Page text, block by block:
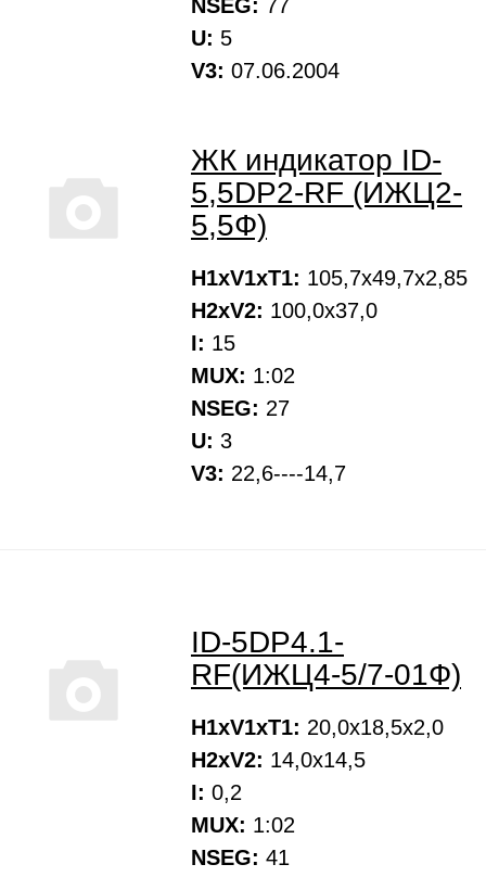
NSEG: 77
U: 5
V3: 07.06.2004
ЖК индикатор ID-
5,5DP2-RF (ИЖЦ2-
5,5Ф)
H1xV1xT1: 105,7х49,7х2,85
H2xV2: 100,0х37,0
I: 15
MUX: 1:02
NSEG: 27
U: 3
V3: 22,6----14,7
ID-5DP4.1-
RF(ИЖЦ4-5/7-01Ф)
H1xV1xT1: 20,0х18,5х2,0
H2xV2: 14,0х14,5
I: 0,2
MUX: 1:02
NSEG: 41